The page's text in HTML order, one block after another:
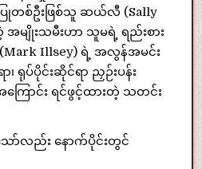
တစ်ဦးဖြစ်သူ ဆယ်လီ (Sally
မျိုးသမီးဟာ သူမရဲ့ ရည်းစား
Illsey) ရဲ့ အလွန်အမင်း
ရုပ်ပိုင်းဆိုင်ရာ ညှဉ်းပန်း
ောင်း ရင်ဖွင့်ထားတဲ့ သတင်း
ော်လည်း နောက်ပိုင်းတွင်